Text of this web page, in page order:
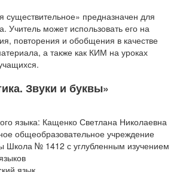
существительное» предназначен для
Учитель может использовать его на
повторения и обобщения в качестве
а также как КИМ на уроках
Звуки и буквы»
языка: Кащенко Светлана Николаевна
общеобразовательное учреждение
Школа № 1412 с углубленным изучением
язык